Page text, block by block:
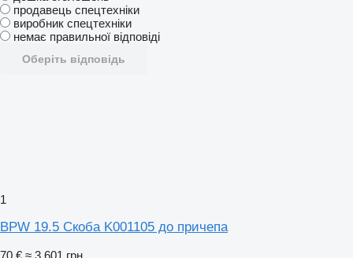
продавець спецтехніки
виробник спецтехніки
немає правильної відповіді
Оберіть відповідь
1
BPW 19.5 Скоба K001105 до причепа
70 € ≈ 3 601 грн